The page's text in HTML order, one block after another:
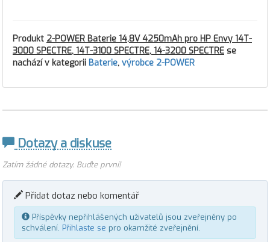
Produkt 2-POWER Baterie 14,8V 4250mAh pro HP Envy 14T-
3000 SPECTRE, 14T-3100 SPECTRE, 14-3200 SPECTRE se
nachází v kategorii Baterie, výrobce 2-POWER
Dotazy a diskuse
Zatím žádné dotazy. Buďte první!
Přidat dotaz nebo komentář
Příspěvky nepřihlášených uživatelů jsou zveřejněny po
schválení. Přihlaste se pro okamžité zveřejnění.